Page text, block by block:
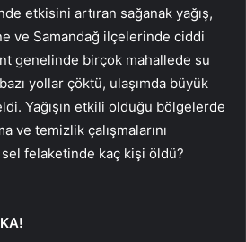
etkisini artıran sağanak yağış,
ve Samandağ ilçelerinde ciddi
genelinde birçok mahallede su
yollar çöktü, ulaşımda büyük
Yağışın etkili olduğu bölgelerde
ve temizlik çalışmalarını
sel felaketinde kaç kişi öldü?